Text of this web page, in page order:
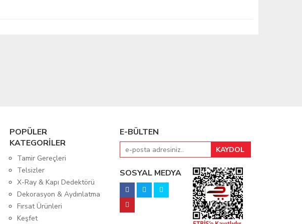
POPÜLER
KATEGORİLER
Tamir Gereçleri
Telsizler
X-Ray & Kapı Dedektörü
Dekorasyon & Aydınlatma
Fırsat Ürünleri
Keşfet
E-BÜLTEN
SOSYAL MEDYA